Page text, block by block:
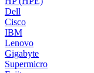
Dell
Cisco
IBM
Lenovo
Gigabyte
Supermicro